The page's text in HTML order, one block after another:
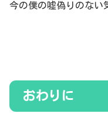
今の僕の嘘偽りのない
おわりに